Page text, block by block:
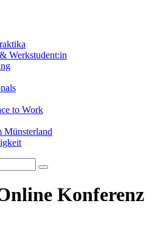
Werkstudent:in
to Work
Münsterland
Konferenz